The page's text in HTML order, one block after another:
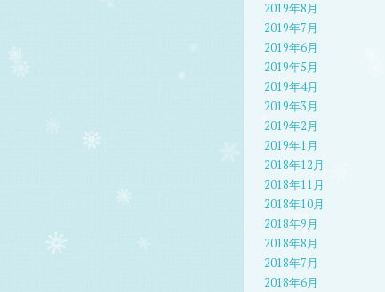
2019年8月
2019年7月
2019年6月
2019年5月
2019年4月
2019年3月
2019年2月
2019年1月
2018年12月
2018年11月
2018年10月
2018年9月
2018年8月
2018年7月
2018年6月